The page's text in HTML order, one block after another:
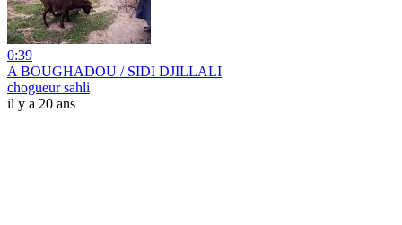
0:39
A BOUGHADOU / SIDI DJILLALI
chogueur sahli
il y a 20 ans